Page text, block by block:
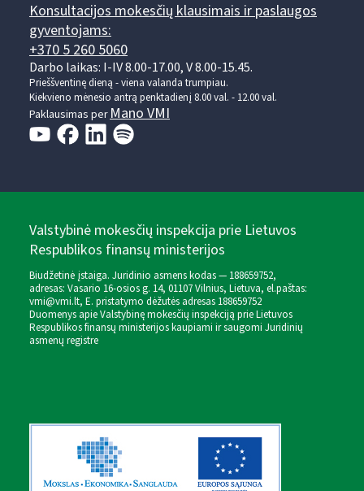
Konsultacijos mokesčių klausimais ir paslaugos
gyventojams:
+370 5 260 5060
Darbo laikas: I-IV 8.00-17.00, V 8.00-15.45.
Prieššventinę dieną - viena valanda trumpiau.
Kiekvieno mėnesio antrą penktadienį 8.00 val. - 12.00 val.
Paklausimas perMano VMI
Valstybinė mokesčių inspekcija prie Lietuvos
Respublikos finansų ministerijos
Biudžetinė įstaiga. Juridinio asmens kodas — 188659752,
adresas: Vasario 16-osios g. 14, 01107 Vilnius, Lietuva, el.paštas:
vmi@vmi.lt, E. pristatymo dėžutės adresas 188659752
Duomenys apie Valstybinę mokesčių inspekciją prie Lietuvos
Respublikos finansų ministerijos kaupiami ir saugomi Juridinių
asmenų registre